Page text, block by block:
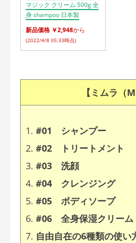
マジック クリーム 500g 全
身 shampoo 日本製
新品価格 ￥2,948から
(2022/4/8 05:33時点)
【ミムラ（
#01 シャンプー
#02 トリートメント
#03 洗顔
#04 クレンジング
#05 ボディソープ
#06 全身保湿クリーム
自由自在の6種類の使い